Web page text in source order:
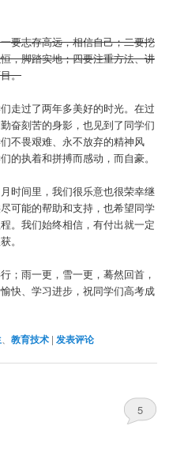
要志存高远，相信自己；二要挖
，脚踏实地；四要注重方法、讲
。
走过了两年多美好的时光。在过
奋刻苦的身影，也见到了同学们
不畏艰难、永不放弃的精神风
的执着和拼搏而感动，而自豪。
时间里，我们很乐意也很荣幸继
可能的帮助和支持，也希望同学
。我们始终相信，有付出就一定
。
；雨一更，雪一更，蓦然回首，
快、学习进步，祝同学们高考成
、教育技术 | 发表评论
5